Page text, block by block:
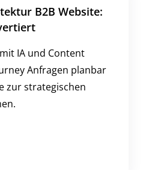
B2B Website:
IA und Content
Anfragen planbar
zur strategischen